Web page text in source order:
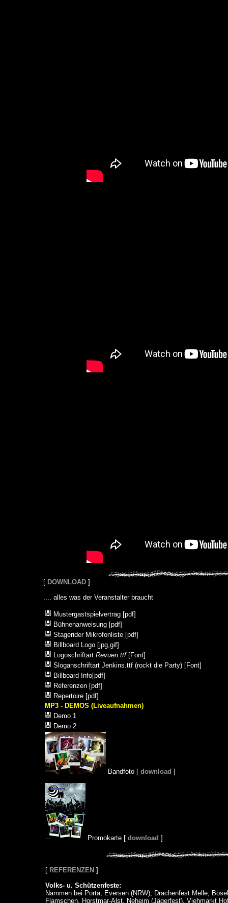
[ DOWNLOAD ]
.... alles was der Veranstalter braucht
Mustergastspielvertrag [pdf]
Bühnenanweisung [pdf]
Stagerider Mikrofonliste [pdf]
Billboard Logo [jpg,gif]
Logoschriftart Revuen.ttf[Font]
Sloganschriftart Jenkins.ttf (rockt die Party) [Font]
Billboard Info[pdf]
Referenzen [pdf]
Repertoire [pdf]
MP3 - DEMOS (Liveaufnahmen)
Demo 1
Demo 2
Bandfoto [ download ]
Promokarte [ download ]
[ REFERENZEN ]
Volks- u. Schützenfeste:
Nammen bei Porta, Eversen (NRW), Drachenfest Melle,
Flamschen, Horstmar-Alst, Neheim (Jägerfest), Viehmarkt